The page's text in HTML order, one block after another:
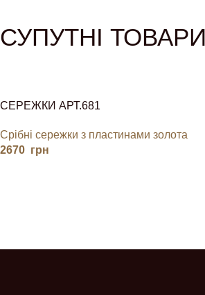
СУПУТНІ ТОВАРИ
СЕРЕЖКИ АРТ.681
Срібні сережки з пластинами золота
2670 грн